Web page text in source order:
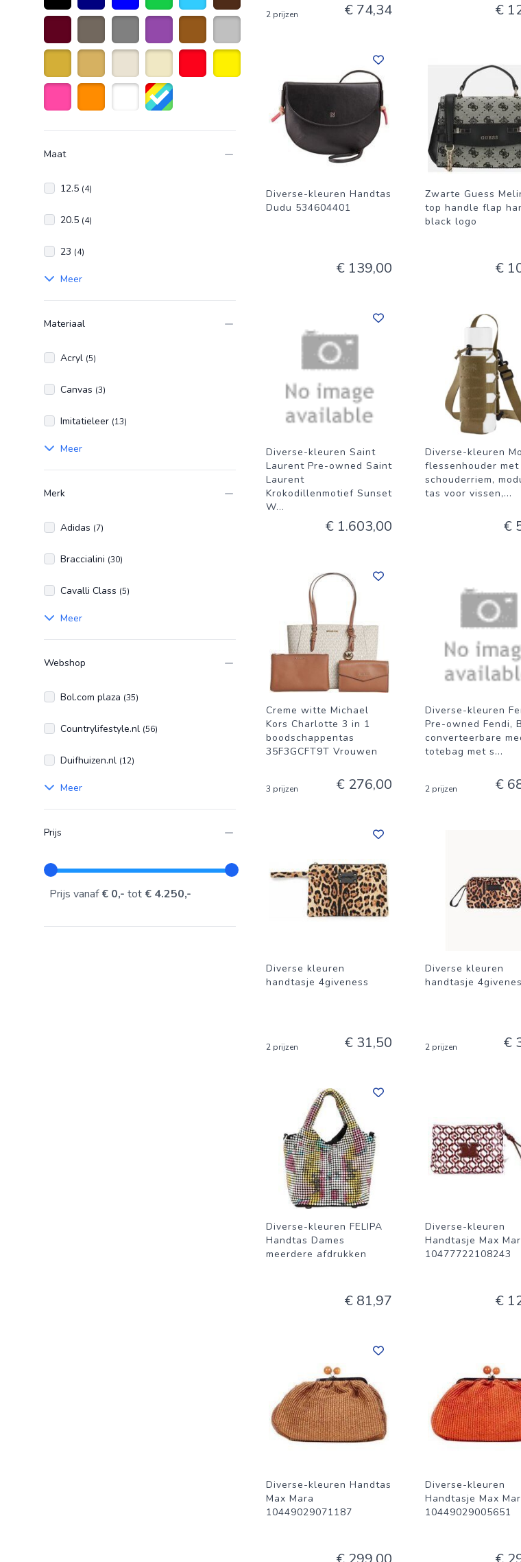
Zwart Marineblauw
Blauw Groen LichtblauwDonkerbruin
bordeauxrood
taupe Grijs Paars Bruin Zilver
Goud GoudkleurigGebroken Wit
Beige
Maat
12.5 (4)
20.5 (4)
23 (4)
Meer
Materiaal
Acryl (5)
Canvas (3)
Imitatieleer (13)
Meer
Merk
Adidas (7)
Braccialini (30)
Cavalli Class (5)
Meer
Webshop
Bol.com plaza (35)
Countrylifestyle.nl (56)
Duifhuizen.nl (12)
Meer
Prijs
Prijs vanaf€ 0,- tot € 4.250,-
2 prijzen € 74,34 €
Diverse-kleuren Handtas
Dudu 534604401
€ 139,00
Zwarte Guess
top handle flap
black logo
€
Diverse-kleuren Saint
Laurent Pre-owned Saint
Laurent
Krokodillenmotief Sunset
W...
€ 1.603,00
Diverse-kleuren
flessenhouder met
schouderriem,
tas voor vissen,...
€
Creme witte Michael
Kors Charlotte 3 in 1
boodschappentas
35F3GCFT9T Vrouwen
3 prijzen € 276,00
Diverse-kleuren
Pre-owned Fendi,
converteerbare
totebag met s...
2 prijzen €
Diverse kleuren
handtasje 4giveness
2 prijzen € 31,50
Diverse kleuren
handtasje
2 prijzen €
Diverse-kleuren FELIPA
Handtas Dames
meerdere afdrukken
€ 81,97
Diverse-kleuren
Handtasje Max
10477722108243
€
Diverse-kleuren Handtas
Max Mara
10449029071187
Diverse-kleuren
Handtasje Max
10449029005651